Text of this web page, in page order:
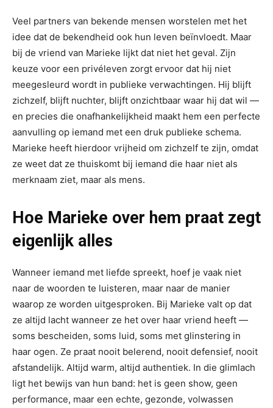
Veel partners van bekende mensen worstelen met het
idee dat de bekendheid ook hun leven beïnvloedt. Maar
bij de vriend van Marieke lijkt dat niet het geval. Zijn
keuze voor een privéleven zorgt ervoor dat hij niet
meegesleurd wordt in publieke verwachtingen. Hij blijft
zichzelf, blijft nuchter, blijft onzichtbaar waar hij dat wil —
en precies die onafhankelijkheid maakt hem een perfecte
aanvulling op iemand met een druk publieke schema.
Marieke heeft hierdoor vrijheid om zichzelf te zijn, omdat
ze weet dat ze thuiskomt bij iemand die haar niet als
merknaam ziet, maar als mens.
Hoe Marieke over hem praat zegt
eigenlijk alles
Wanneer iemand met liefde spreekt, hoef je vaak niet
naar de woorden te luisteren, maar naar de manier
waarop ze worden uitgesproken. Bij Marieke valt op dat
ze altijd lacht wanneer ze het over haar vriend heeft —
soms bescheiden, soms luid, soms met glinstering in
haar ogen. Ze praat nooit belerend, nooit defensief, nooit
afstandelijk. Altijd warm, altijd authentiek. In die glimlach
ligt het bewijs van hun band: het is geen show, geen
performance, maar een echte, gezonde, volwassen